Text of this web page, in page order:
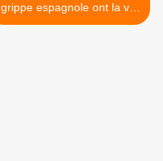
grippe espagnole ont la vie
dure... et sont lourds de